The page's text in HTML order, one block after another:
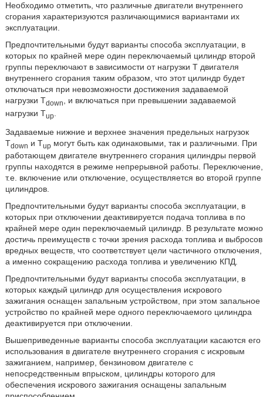
Необходимо отметить, что различные двигатели внутреннего
сгорания характеризуются различающимися вариантами их
эксплуатации.
Предпочтительными будут варианты способа эксплуатации, в
которых по крайней мере один переключаемый цилиндр второй
группы переключают в зависимости от нагрузки T двигателя
внутреннего сгорания таким образом, что этот цилиндр будет
отключаться при невозможности достижения задаваемой
нагрузки Tdown
, и включаться при превышении задаваемой
нагрузки Tup
Задаваемые нижние и верхнее значения предельных нагрузок
Tdown и Tup могут быть как одинаковыми, так и различными. При
работающем двигателе внутреннего сгорания цилиндры первой
группы находятся в режиме непрерывной работы. Переключение,
т.е. включение или отключение, осуществляется во второй группе
цилиндров.
Предпочтительными будут варианты способа эксплуатации, в
которых при отключении деактивируется подача топлива в по
крайней мере один переключаемый цилиндр. В результате можно
достичь преимуществ с точки зрения расхода топлива и выбросов
вредных веществ, что соответствует цели частичного отключения,
а именно сокращению расхода топлива и увеличению КПД.
Предпочтительными будут варианты способа эксплуатации, в
которых каждый цилиндр для осуществления искрового
зажигания оснащен запальным устройством, при этом запальное
устройство по крайней мере одного переключаемого цилиндра
деактивируется при отключении.
Вышеприведенные варианты способа эксплуатации касаются его
использования в двигателе внутреннего сгорания с искровым
зажиганием, например, бензиновом двигателе с
непосредственным впрыском, цилиндры которого для
обеспечения искрового зажигания оснащены запальным